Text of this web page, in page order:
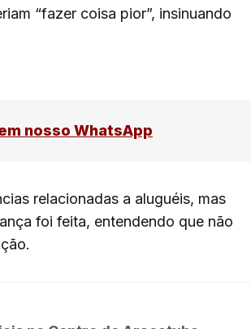
“fazer coisa pior”, insinuando
nosso WhatsApp
relacionadas a aluguéis, mas
foi feita, entendendo que não